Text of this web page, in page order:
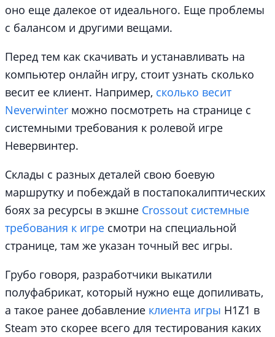
оно еще далекое от идеального. Еще проблемы
с балансом и другими вещами.
Перед тем как скачивать и устанавливать на
компьютер онлайн игру, стоит узнать сколько
весит ее клиент. Например, сколько весит
Neverwinter можно посмотреть на странице с
системными требования к ролевой игре
Невервинтер.
Склады с разных деталей свою боевую
маршрутку и побеждай в постапокалиптических
боях за ресурсы в экшне Crossout системные
требования к игре смотри на специальной
странице, там же указан точный вес игры.
Грубо говоря, разработчики выкатили
полуфабрикат, который нужно еще допиливать,
а такое ранее добавление клиента игры H1Z1 в
Steam это скорее всего для тестирования каких